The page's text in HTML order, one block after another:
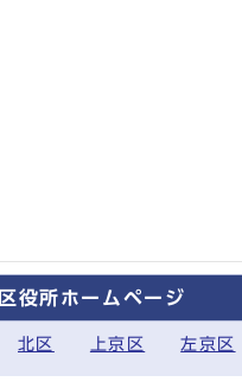
区役所ホームページ
北区 上京区 左京区